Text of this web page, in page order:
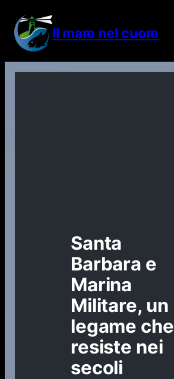
contenuto
Il mare nel cuore
Santa
Barbara e
Marina
Militare, un
legame che
resiste nei
secoli